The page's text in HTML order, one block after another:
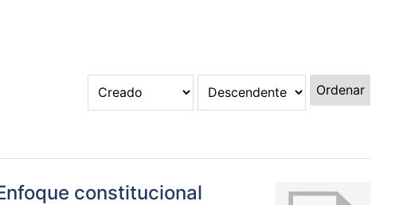
Ordenar
constitucional